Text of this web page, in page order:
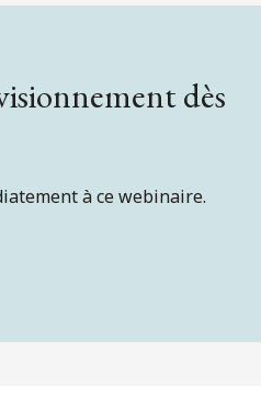
dès
à ce webinaire.